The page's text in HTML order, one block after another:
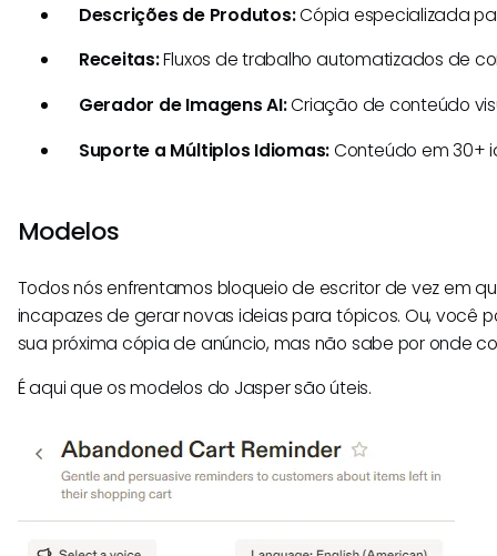
Descrições de Produtos:Cópia especializada
Receitas:Fluxos de trabalho automatizados de
Gerador de Imagens AI:Criação de conteúdo
Suporte a Múltiplos Idiomas:Conteúdo em 30+
Modelos
Todos nós enfrentamos bloqueio de escritor de vez em
incapazes de gerar novas ideias para tópicos. Ou, você
sua próxima cópia de anúncio, mas não sabe por onde
É aqui que os modelos do Jasper são úteis.